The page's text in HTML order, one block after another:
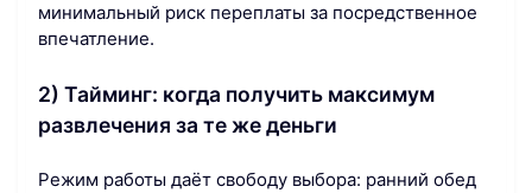
минимальный риск переплаты за посредственное
впечатление.
2) Тайминг: когда получить максимум
развлечения за те же деньги
Режим работы даёт свободу выбора: ранний обед